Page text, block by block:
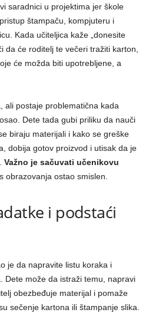
saradnici u projektima jer škole
štampaču, kompjuteru i
Kada učiteljica kaže „donesite
da će roditelj te večeri tražiti karton,
će možda biti upotrebljene, a
ali postaje problematična kada
Dete tada gubi priliku da nauči
biraju materijali i kako se greške
dobija gotov proizvod i utisak da je
Važno je sačuvati učenikovu
obrazovanja ostao smislen.
i podstaći
je da napravite listu koraka i
Dete može da istraži temu, napravi
obezbeđuje materijal i pomaže
sečenje kartona ili štampanje slika.